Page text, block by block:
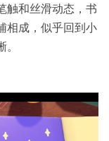
触和丝滑动态，书
相成，似乎回到小